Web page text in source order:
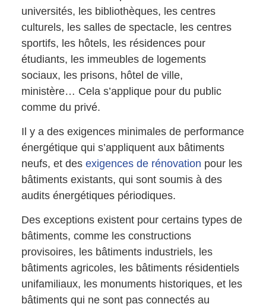
universités, les bibliothèques, les centres
culturels, les salles de spectacle, les centres
sportifs, les hôtels, les résidences pour
étudiants, les immeubles de logements
sociaux, les prisons, hôtel de ville,
ministère… Cela s’applique pour du public
comme du privé.
Il y a des exigences minimales de performance
énergétique qui s’appliquent aux bâtiments
neufs, et des exigences de rénovation pour les
bâtiments existants, qui sont soumis à des
audits énergétiques périodiques.
Des exceptions existent pour certains types de
bâtiments, comme les constructions
provisoires, les bâtiments industriels, les
bâtiments agricoles, les bâtiments résidentiels
unifamiliaux, les monuments historiques, et les
bâtiments qui ne sont pas connectés au